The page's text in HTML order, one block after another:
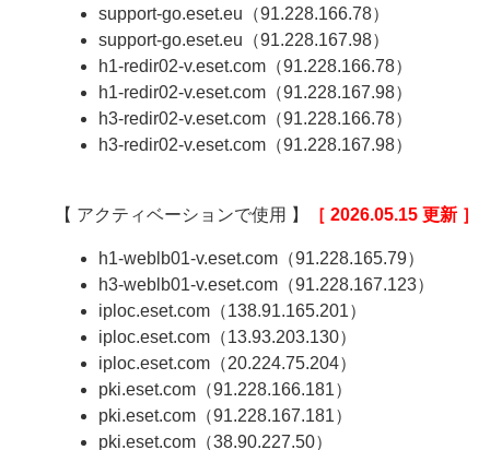
support-go.eset.eu（91.228.166.78）
support-go.eset.eu（91.228.167.98）
h1-redir02-v.eset.com（91.228.166.78）
h1-redir02-v.eset.com（91.228.167.98）
h3-redir02-v.eset.com（91.228.166.78）
h3-redir02-v.eset.com（91.228.167.98）
【 アクティベーションで使用 】 ［ 2026.05.15 更新 ］
h1-weblb01-v.eset.com（91.228.165.79）
h3-weblb01-v.eset.com（91.228.167.123）
iploc.eset.com（138.91.165.201）
iploc.eset.com（13.93.203.130）
iploc.eset.com（20.224.75.204）
pki.eset.com（91.228.166.181）
pki.eset.com（91.228.167.181）
pki.eset.com（38.90.227.50）